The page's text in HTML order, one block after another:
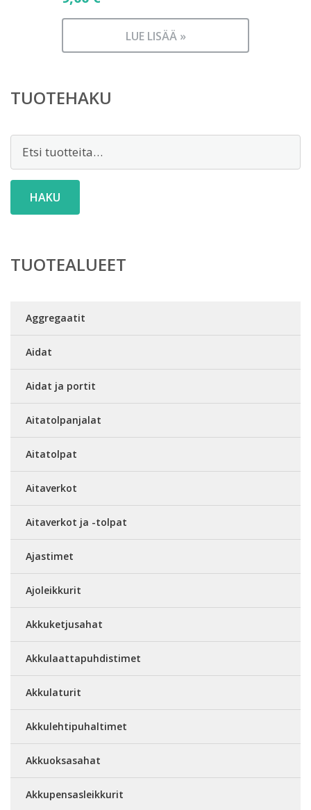
LUE LISÄÄ »
TUOTEHAKU
Etsi:
HAKU
TUOTEALUEET
Aggregaatit
Aidat
Aidat ja portit
Aitatolpanjalat
Aitatolpat
Aitaverkot
Aitaverkot ja -tolpat
Ajastimet
Ajoleikkurit
Akkuketjusahat
Akkulaattapuhdistimet
Akkulaturit
Akkulehtipuhaltimet
Akkuoksasahat
Akkupensasleikkurit